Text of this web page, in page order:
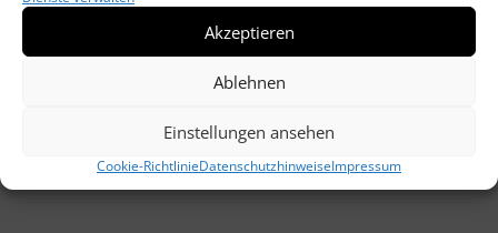
Akzeptieren
Ablehnen
Einstellungen ansehen
Cookie-RichtlinieDatenschutzhinweiseImpressum
1923: ein 200 Millarden Mark Geldschein